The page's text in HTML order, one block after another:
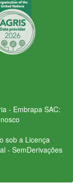
- Embrapa SAC:
sob a Licença
- SemDerivações